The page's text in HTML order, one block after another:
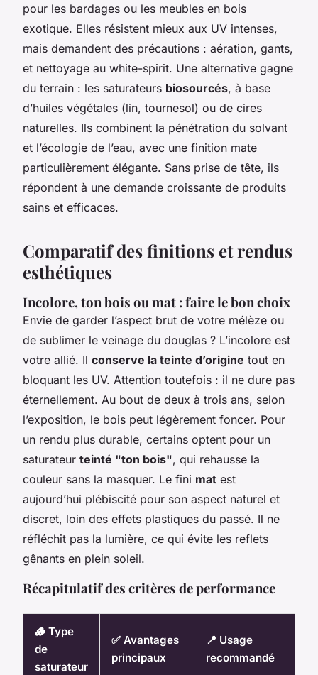
pour les bardages ou les meubles en bois
exotique. Elles résistent mieux aux UV intenses,
mais demandent des précautions : aération, gants,
et nettoyage au white-spirit. Une alternative gagne
du terrain : les saturateurs biosourcés, à base
d’huiles végétales (lin, tournesol) ou de cires
naturelles. Ils combinent la pénétration du solvant
et l’écologie de l’eau, avec une finition mate
particulièrement élégante. Sans prise de tête, ils
répondent à une demande croissante de produits
sains et efficaces.
Comparatif des finitions et rendus
esthétiques
Incolore, ton bois ou mat : faire le bon choix
Envie de garder l’aspect brut de votre mélèze ou
de sublimer le veinage du douglas ? L’incolore est
votre allié. Il conserve la teinte d’origine tout en
bloquant les UV. Attention toutefois : il ne dure pas
éternellement. Au bout de deux à trois ans, selon
l’exposition, le bois peut légèrement foncer. Pour
un rendu plus durable, certains optent pour un
saturateur teinté "ton bois", qui rehausse la
couleur sans la masquer. Le fini mat est
aujourd’hui plébiscité pour son aspect naturel et
discret, loin des effets plastiques du passé. Il ne
réfléchit pas la lumière, ce qui évite les reflets
gênants en plein soleil.
Récapitulatif des critères de performance
🪵 Type
de
saturateur
✅ Avantages
principaux
📍 Usage
recommandé